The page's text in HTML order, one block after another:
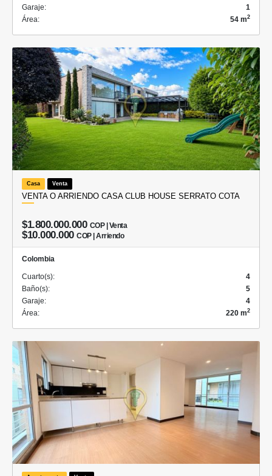
Garaje:
1
Área:
54 m2
Casa Venta
VENTA O ARRIENDO CASA CLUB HOUSE SERRATO COTA
$1.800.000.000 COP | Venta
$10.000.000 COP | Arriendo
Colombia
Cuarto(s):
4
Baño(s):
5
Garaje:
4
Área:
220 m2